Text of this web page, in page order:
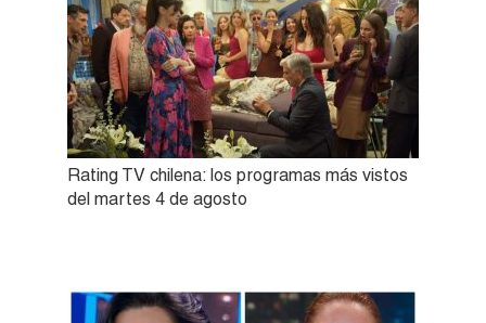
Rating TV chilena: los programas más vistos
del martes 4 de agosto